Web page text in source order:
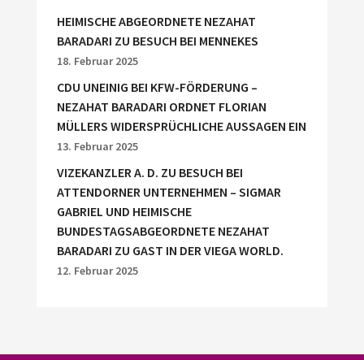
HEIMISCHE ABGEORDNETE NEZAHAT
BARADARI ZU BESUCH BEI MENNEKES
18. Februar 2025
CDU UNEINIG BEI KFW-FÖRDERUNG –
NEZAHAT BARADARI ORDNET FLORIAN
MÜLLERS WIDERSPRÜCHLICHE AUSSAGEN EIN
13. Februar 2025
VIZEKANZLER A. D. ZU BESUCH BEI
ATTENDORNER UNTERNEHMEN – SIGMAR
GABRIEL UND HEIMISCHE
BUNDESTAGSABGEORDNETE NEZAHAT
BARADARI ZU GAST IN DER VIEGA WORLD.
12. Februar 2025